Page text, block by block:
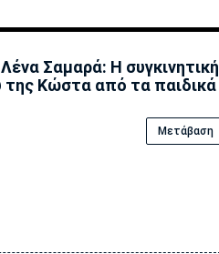
Σαμαρά: Η συγκινητική
Κώστα από τα παιδικά
Μετάβαση